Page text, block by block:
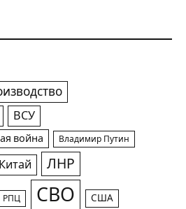
ВСУ
война Владимир Путин
Китай ЛНР
РПЦ СВО США